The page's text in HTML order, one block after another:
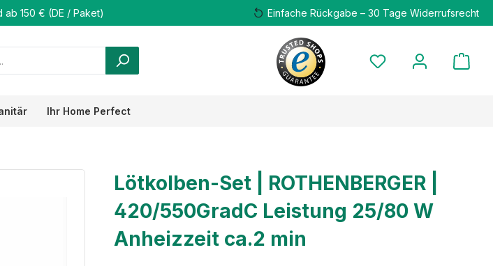
ab 150 € (DE / Paket) Einfache Rückgabe – 30 Tage Widerrufsrecht
Ihr Home Perfect
Lötkolben-Set | ROTHENBERGER |
420/550GradC Leistung 25/80 W
Anheizzeit ca.2 min